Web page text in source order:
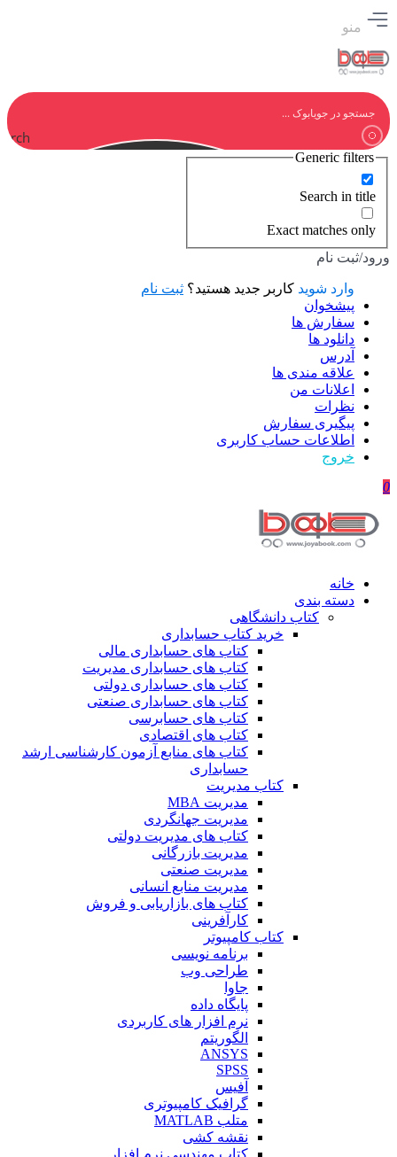
منو
Generic filters
Search in title
Exact matches only
ورود/ثبت نام
وارد شوید کاربر جدید هستید؟ ثبت نام
پیشخوان
سفارش ها
دانلود ها
آدرس
علاقه مندی ها
اعلانات من
نظرات
پیگیری سفارش
اطلاعات حساب كاربری
خروج
0
خانه
دسته بندی
کتاب دانشگاهی
خرید کتاب حسابداری
کتاب های حسابداری مالی
کتاب های حسابداری مدیریت
کتاب های حسابداری دولتی
کتاب های حسابداری صنعتی
کتاب های حسابرسی
کتاب های اقتصادی
کتاب های منابع آزمون کارشناسی ارشد
حسابداری
کتاب مدیریت
مدیریت MBA
مدیریت جهانگردی
کتاب های مدیریت دولتی
مدیریت بازرگانی
مدیریت صنعتی
مدیریت منابع انسانی
کتاب های بازاریابی و فروش
کارآفرینی
کتاب کامپیوتر
برنامه نویسی
طراحی وب
جاوا
پایگاه داده
نرم افزار های کاربردی
الگوریتم
ANSYS
SPSS
آفیس
گرافیک کامپیوتری
متلب MATLAB
نقشه کشی
کتاب مهندسی نرم افزار